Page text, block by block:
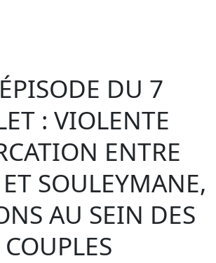
DU 7
: VIOLENTE
ENTRE
SOULEYMANE,
AU SEIN DES
COUPLES